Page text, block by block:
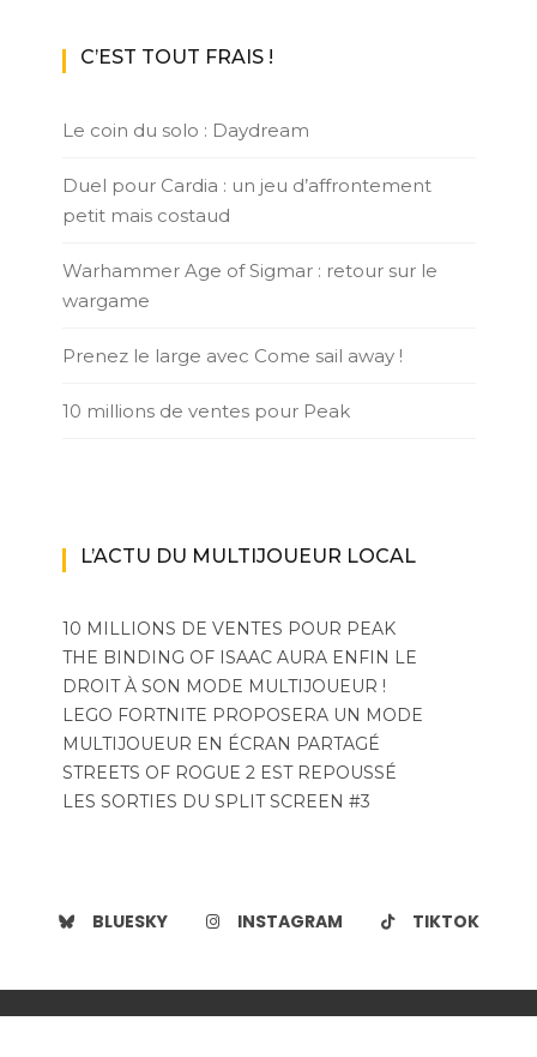
C’EST TOUT FRAIS !
Le coin du solo : Daydream
Duel pour Cardia : un jeu d’affrontement
petit mais costaud
Warhammer Age of Sigmar : retour sur le
wargame
Prenez le large avec Come sail away !
10 millions de ventes pour Peak
L’ACTU DU MULTIJOUEUR LOCAL
10 MILLIONS DE VENTES POUR PEAK
THE BINDING OF ISAAC AURA ENFIN LE
DROIT À SON MODE MULTIJOUEUR !
LEGO FORTNITE PROPOSERA UN MODE
MULTIJOUEUR EN ÉCRAN PARTAGÉ
STREETS OF ROGUE 2 EST REPOUSSÉ
LES SORTIES DU SPLIT SCREEN #3
BLUESKY INSTAGRAM TIKTOK